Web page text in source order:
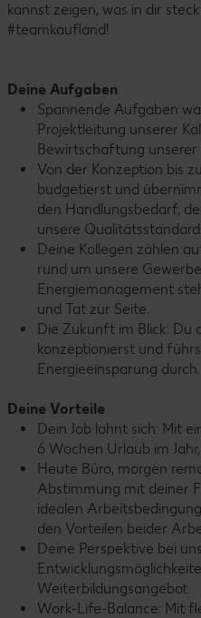
kannst zeigen, was in dir
#teamkaufland!
Deine Aufgaben
Spannende Aufgaben
Projektleitung unserer
Bewirtschaftung
Von der Konzeption bis
budgetierst und
den Handlungsbedarf,
unsere
Deine Kollegen zählen
rund um unsere
Energiemanagement
und Tat zur Seite.
Die Zukunft im Blick: Du
konzeptionierst und
Energieeinsparung durch.
Deine Vorteile
Dein Job lohnt sich: Mit
6 Wochen Urlaub im
Heute Büro, morgen
Abstimmung mit deiner
idealen
den Vorteilen beider
Deine Perspektive bei
Weiterbildungsangebot.
Work-Life-Balance: Mit